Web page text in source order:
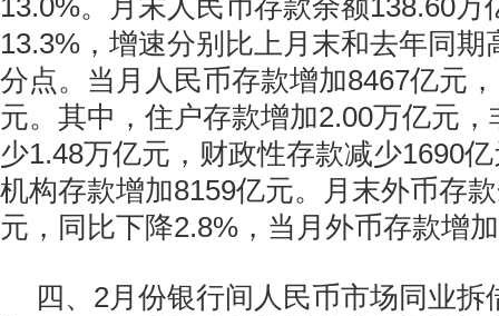
13.0%。月末人民币存款余额138.60万
13.3%，增速分别比上月末和去年同期
分点。当月人民币存款增加8467亿元
元。其中，住户存款增加2.00万亿元
少1.48万亿元，财政性存款减少1690
机构存款增加8159亿元。月末外币存
元，同比下降2.8%，当月外币存款增
四、2月份银行间人民币市场同业拆